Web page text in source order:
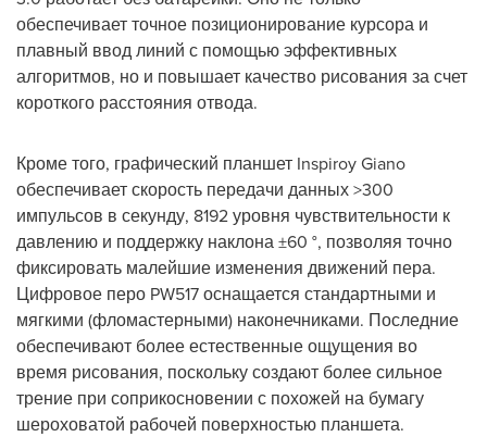
обеспечивает точное позиционирование курсора и
плавный ввод линий с помощью эффективных
алгоритмов, но и повышает качество рисования за счет
короткого расстояния отвода.
Кроме того, графический планшет Inspiroy Giano
обеспечивает скорость передачи данных >300
импульсов в секунду, 8192 уровня чувствительности к
давлению и поддержку наклона ±60 °, позволяя точно
фиксировать малейшие изменения движений пера.
Цифровое перо PW517 оснащается стандартными и
мягкими (фломастерными) наконечниками. Последние
обеспечивают более естественные ощущения во
время рисования, поскольку создают более сильное
трение при соприкосновении с похожей на бумагу
шероховатой рабочей поверхностью планшета.